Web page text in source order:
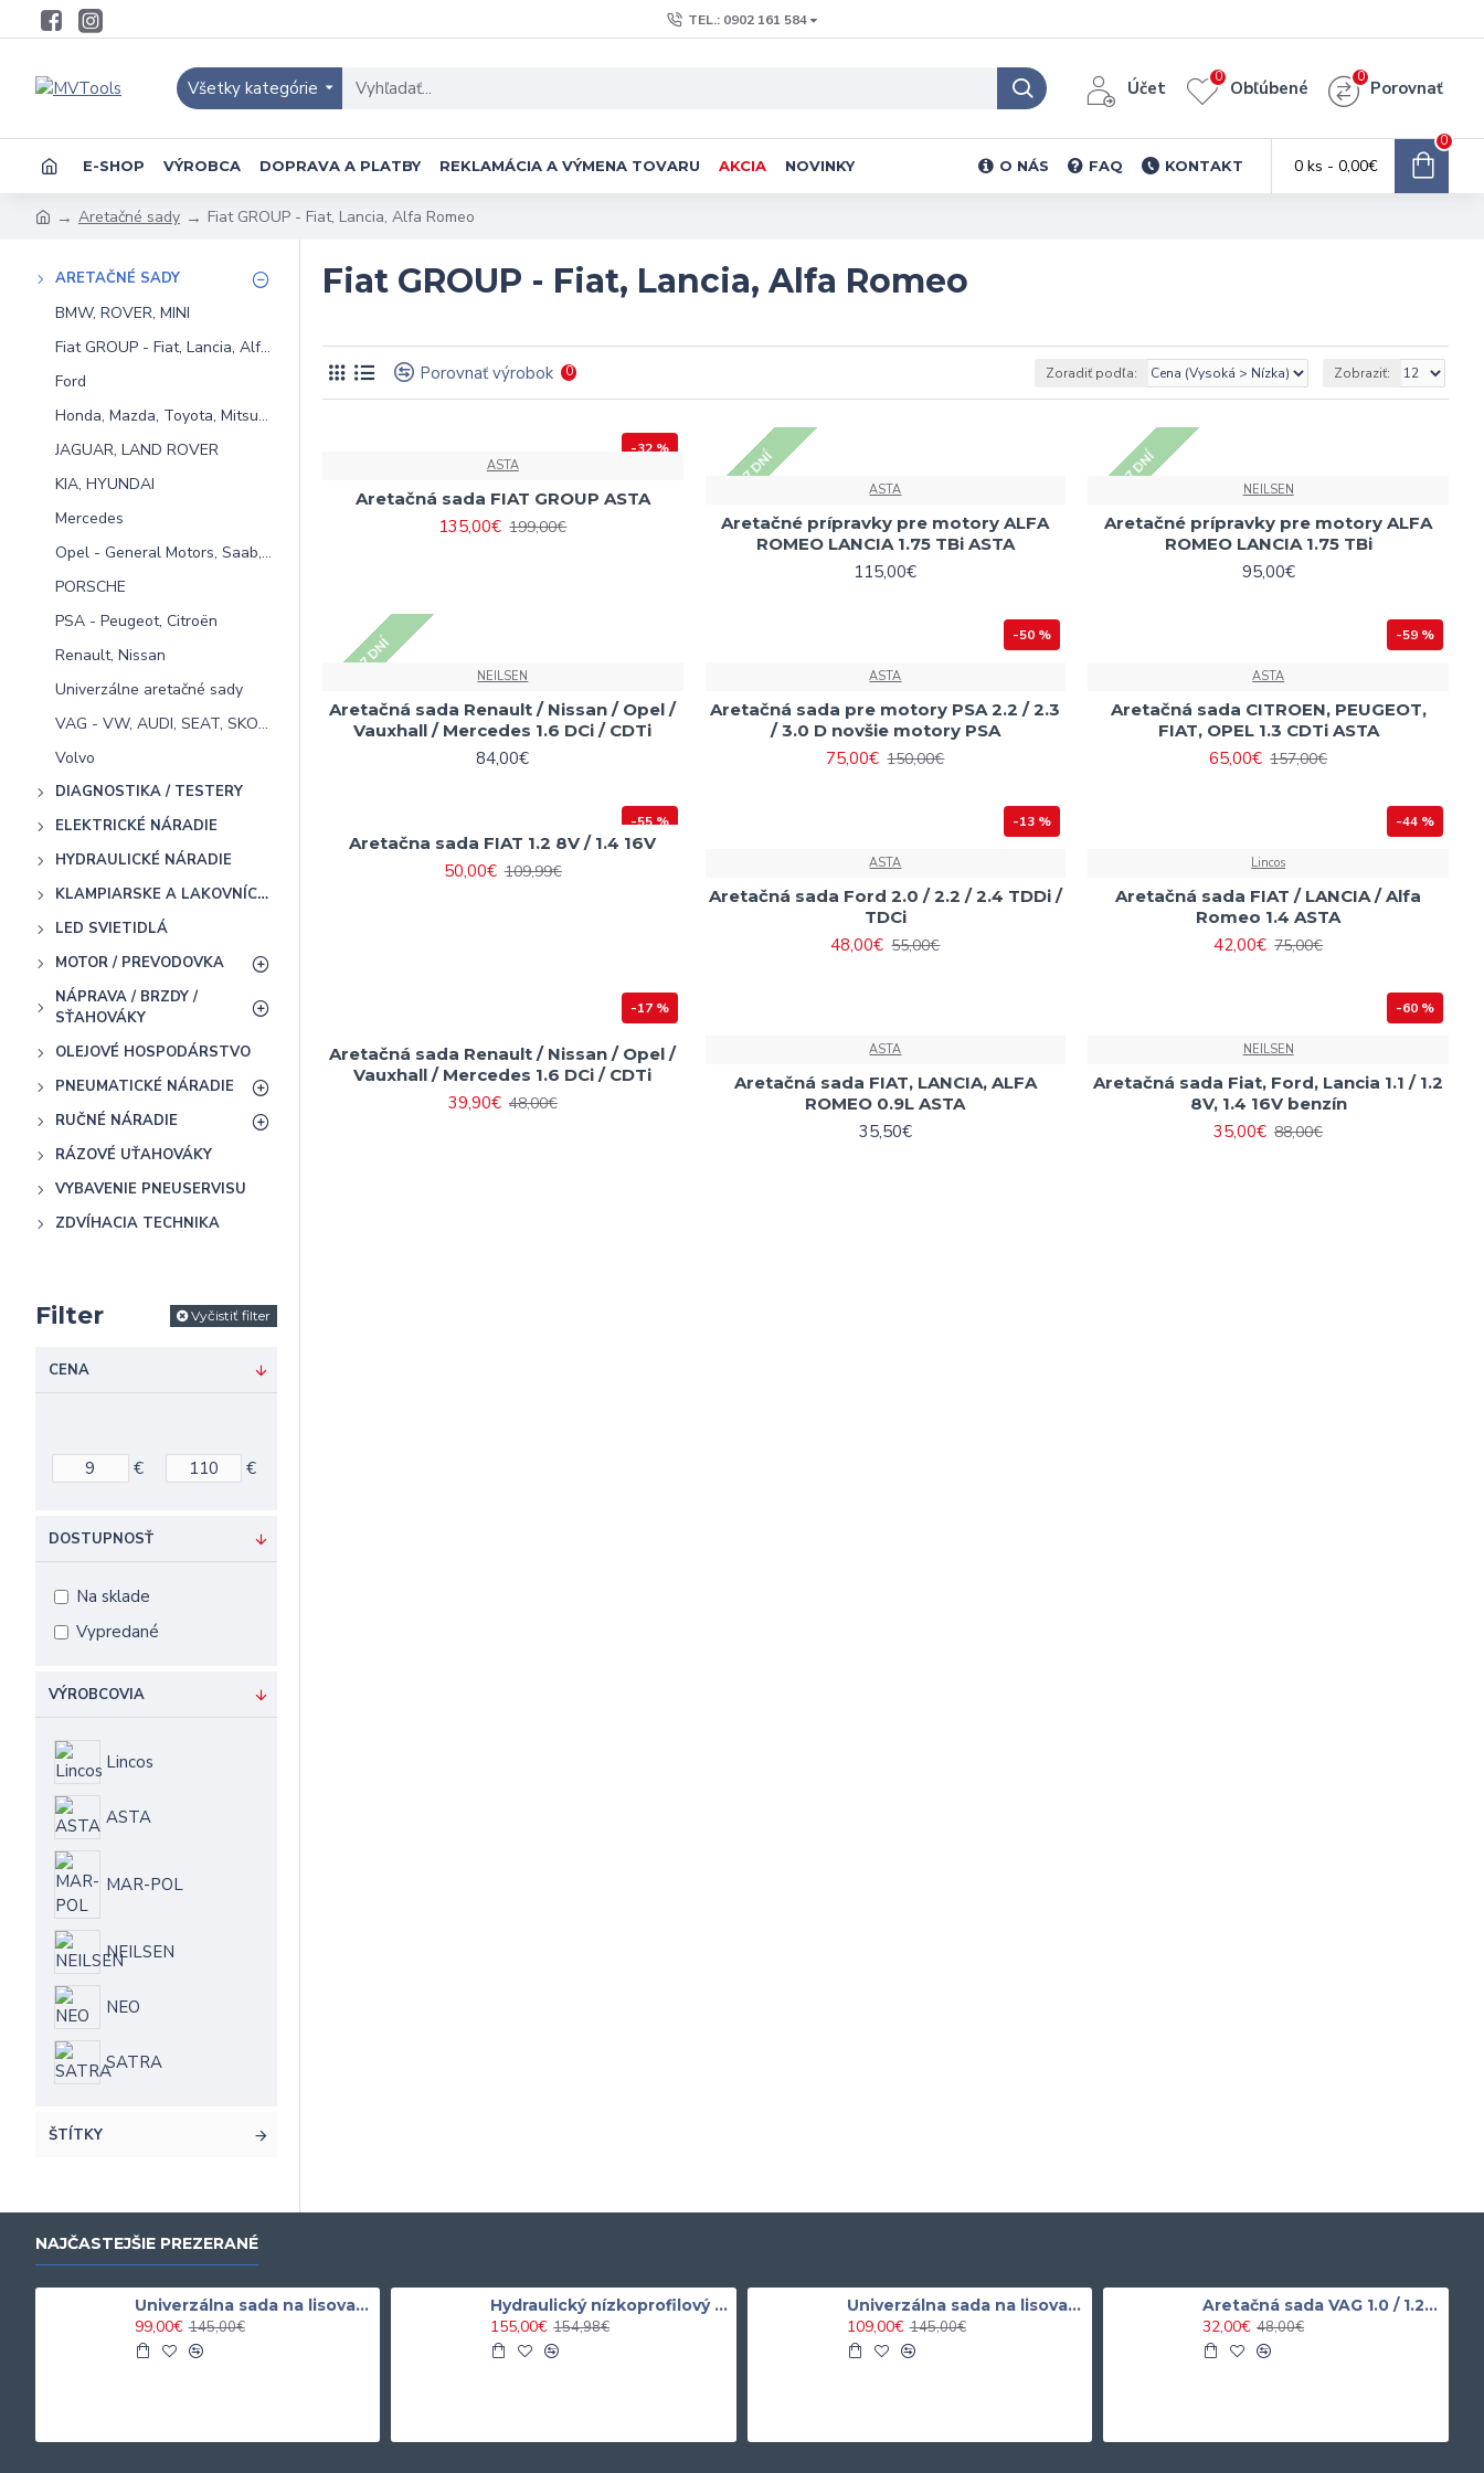
TEL.: 0902 161 584
Všetky kategórie Účet Obľúbené
0
Porovnať
0
E-SHOP VÝROBCA DOPRAVA A PLATBY REKLAMÁCIA A VÝMENA TOVARU AKCIA NOVINKY O NÁS FAQ KONTAKT 0 ks - 0,00€
0
Aretačné sady Fiat GROUP - Fiat, Lancia, Alfa Romeo
ARETAČNÉ SADY
BMW, ROVER, MINI
Fiat GROUP - Fiat, Lancia, Alfa Romeo
Ford
Honda, Mazda, Toyota, Mitsubishi, Nissan, Subaru
JAGUAR, LAND ROVER
KIA, HYUNDAI
Mercedes
Opel - General Motors, Saab, Chevrolet
PORSCHE
PSA - Peugeot, Citroën
Renault, Nissan
Univerzálne aretačné sady
VAG - VW, AUDI, SEAT, SKODA
Volvo
DIAGNOSTIKA / TESTERY
ELEKTRICKÉ NÁRADIE
HYDRAULICKÉ NÁRADIE
KLAMPIARSKE A LAKOVNÍCKE NÁRADIE
LED SVIETIDLÁ
MOTOR / PREVODOVKA
NÁPRAVA / BRZDY /
SŤAHOVÁKY
OLEJOVÉ HOSPODÁRSTVO
PNEUMATICKÉ NÁRADIE
RUČNÉ NÁRADIE
RÁZOVÉ UŤAHOVÁKY
VYBAVENIE PNEUSERVISU
ZDVÍHACIA TECHNIKA
Filter Vyčistiť filter
CENA
€ €
VÝROBCOVIA
Lincos
ASTA
MAR-POL
NEILSEN
NEO
SATRA
ŠTÍTKY
DOSTUPNOSŤ
Na sklade
Vypredané
Fiat GROUP - Fiat, Lancia, Alfa Romeo
Porovnať výrobok 0 Zoradiť podľa: Zobraziť:
-32 %
ASTA
Aretačná sada FIAT GROUP ASTA
135,00€ 199,00€
5 - 7 DNÍ ASTA
Aretačné prípravky pre motory ALFA
ROMEO LANCIA 1.75 TBi ASTA
115,00€
5 - 7 DNÍ NEILSEN
Aretačné prípravky pre motory ALFA
ROMEO LANCIA 1.75 TBi
95,00€
5 - 7 DNÍ NEILSEN
Aretačná sada Renault / Nissan / Opel /
Vauxhall / Mercedes 1.6 DCi / CDTi
84,00€
-50 %
ASTA
Aretačná sada pre motory PSA 2.2 / 2.3
/ 3.0 D novšie motory PSA
75,00€ 150,00€
-59 %
ASTA
Aretačná sada CITROEN, PEUGEOT,
FIAT, OPEL 1.3 CDTi ASTA
65,00€ 157,00€
-55 %
Aretačna sada FIAT 1.2 8V / 1.4 16V
50,00€ 109,99€
-13 %
ASTA
Aretačná sada Ford 2.0 / 2.2 / 2.4 TDDi /
TDCi
48,00€ 55,00€
-44 %
Lincos
Aretačná sada FIAT / LANCIA / Alfa
Romeo 1.4 ASTA
42,00€ 75,00€
-17 %
Aretačná sada Renault / Nissan / Opel /
Vauxhall / Mercedes 1.6 DCi / CDTi
39,90€ 48,00€
ASTA
Aretačná sada FIAT, LANCIA, ALFA
ROMEO 0.9L ASTA
35,50€
-60 %
NEILSEN
Aretačná sada Fiat, Ford, Lancia 1.1 / 1.2
8V, 1.4 16V benzín
35,00€ 88,00€
NAJČASTEJŠIE PREZERANÉ
Univerzálna sada na lisovanie silentblokov a ložísk
99,00€ 145,00€
Hydraulický nízkoprofilový zdvihák 3 tonový BJC
155,00€ 154,98€
Univerzálna sada na lisovanie silentblokov / ložísk
109,00€ 145,00€
Aretačná sada VAG 1.0 / 1.2 / 1.4 TSI / TFSi VAG
32,00€ 48,00€